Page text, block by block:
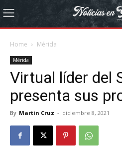
Home Mérida
Mérida
Virtual líder del
presenta sus
By Martin Cruz - diciembre 8, 2021